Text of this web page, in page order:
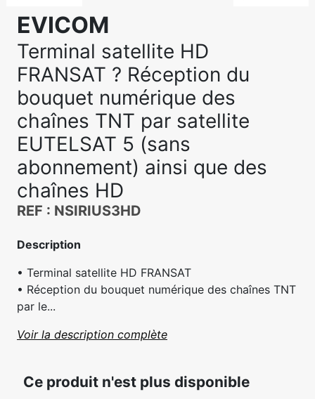
EVICOM
Terminal satellite HD
FRANSAT ? Réception du
bouquet numérique des
chaînes TNT par satellite
EUTELSAT 5 (sans
abonnement) ainsi que des
chaînes HD
REF : NSIRIUS3HD
Description
• Terminal satellite HD FRANSAT
• Réception du bouquet numérique des chaînes TNT
par le...
Voir la description complète
Ce produit n'est plus disponible